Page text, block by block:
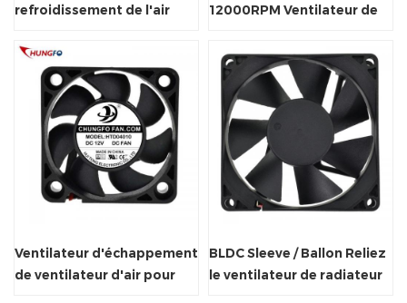
refroidissement de l'air
redémarrage automatique
12000RPM Ventilateur de
Ventilateur d'échappement
de ventilateur d'air pour
BLDC Sleeve / Ballon Reliez
le ventilateur de radiateur